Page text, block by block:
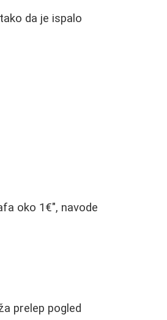
da je ispalo
oko 1€", navode
prelep pogled